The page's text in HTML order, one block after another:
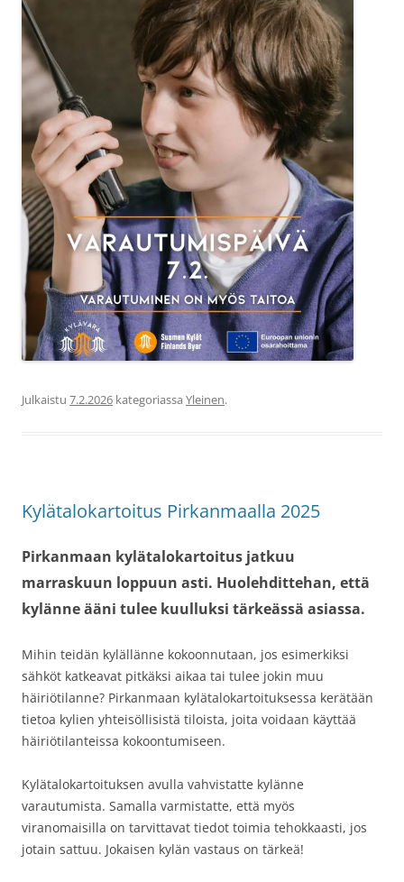
Julkaistu 7.2.2026 kategoriassa Yleinen.
Kylätalokartoitus Pirkanmaalla 2025
Pirkanmaan kylätalokartoitus jatkuu
marraskuun loppuun asti. Huolehdittehan, että
kylänne ääni tulee kuulluksi tärkeässä asiassa.
Mihin teidän kylällänne kokoonnutaan, jos esimerkiksi
sähköt katkeavat pitkäksi aikaa tai tulee jokin muu
häiriötilanne? Pirkanmaan kylätalokartoituksessa kerätään
tietoa kylien yhteisöllisistä tiloista, joita voidaan käyttää
häiriötilanteissa kokoontumiseen.
Kylätalokartoituksen avulla vahvistatte kylänne
varautumista. Samalla varmistatte, että myös
viranomaisilla on tarvittavat tiedot toimia tehokkaasti, jos
jotain sattuu. Jokaisen kylän vastaus on tärkeä!